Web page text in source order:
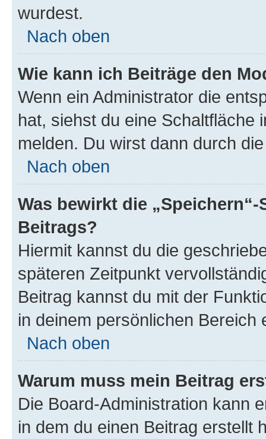
wurdest.
Nach oben
Wie kann ich Beiträge den
Wenn ein Administrator die
hat, siehst du eine Schaltfläche
melden. Du wirst dann durch
Nach oben
Was bewirkt die
Beitrags?
Hiermit kannst du die
späteren Zeitpunkt
Beitrag kannst du mit der
in deinem persönlichen Bereich
Nach oben
Warum muss mein Beitrag
Die Board-Administration kann
in dem du einen Beitrag erstellt